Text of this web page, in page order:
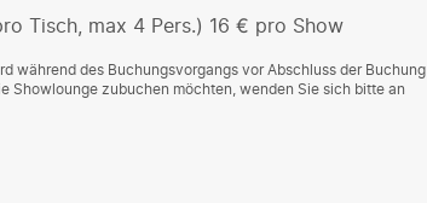
Tisch, max 4 Pers.) 16 € pro Show
während des Buchungsvorgangs vor Abschluss der Buchung
Showlounge zubuchen möchten, wenden Sie sich bitte an